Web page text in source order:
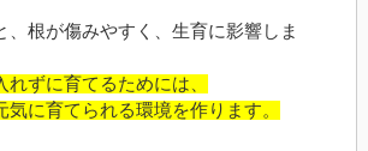
、根が傷みやすく、生育に影響しま
れずに育てるためには、
気に育てられる環境を作ります。